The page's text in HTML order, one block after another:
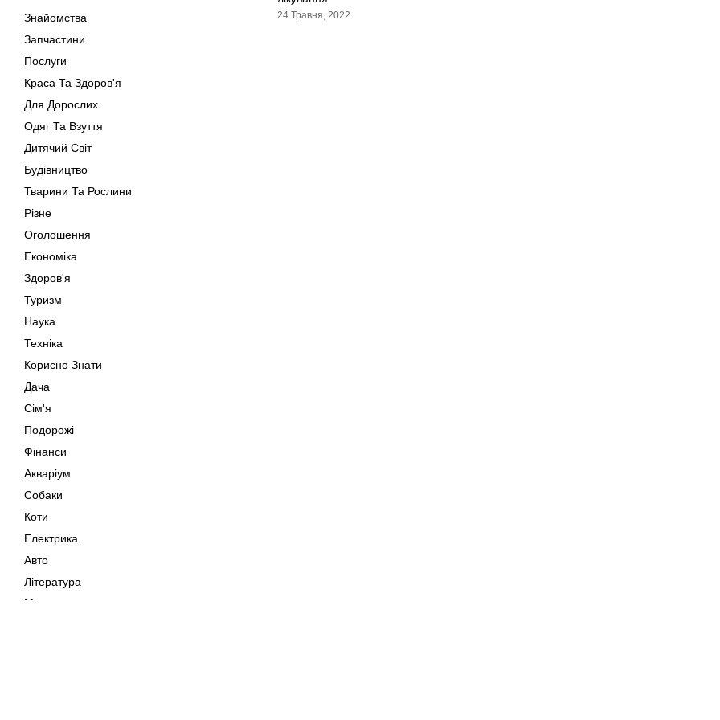
Знайомства
Запчастини
Послуги
Краса Та Здоров'я
Для Дорослих
Одяг Та Взуття
Дитячий Світ
Будівництво
Тварини Та Рослини
Різне
Оголошення
Економіка
Здоров'я
Туризм
Наука
Техніка
Корисно Знати
Дача
Сім'я
Подорожі
Фінанси
Акваріум
Собаки
Коти
Електрика
Авто
Література
Музика
24 Травня, 2022